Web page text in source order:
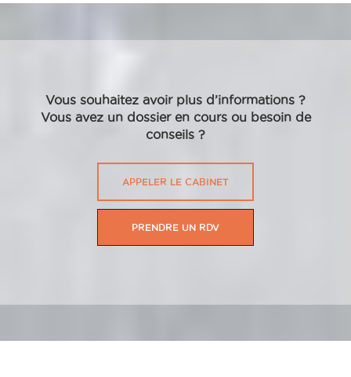
Vous souhaitez avoir plus d’informations ?
Vous avez un dossier en cours ou besoin de
conseils ?
APPELER LE CABINET
PRENDRE UN RDV